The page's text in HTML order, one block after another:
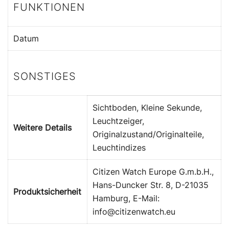
FUNKTIONEN
Datum
SONSTIGES
Weitere Details
Sichtboden, Kleine Sekunde,
Leuchtzeiger,
Originalzustand/Originalteile,
Leuchtindizes
Produktsicherheit
Citizen Watch Europe G.m.b.H.,
Hans-Duncker Str. 8, D-21035
Hamburg, E-Mail:
info@citizenwatch.eu